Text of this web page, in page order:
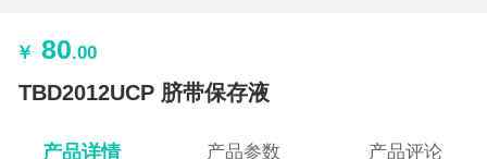
￥ 80.00
TBD2012UCP 脐带保存液
产品详情 产品参数 产品评论